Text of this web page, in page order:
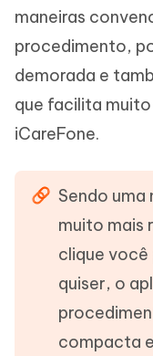
maneiras
procedimento,
demorada e
que facilita
iCareFone.
Sendo uma
muito mais
clique você
quiser, o
compacta